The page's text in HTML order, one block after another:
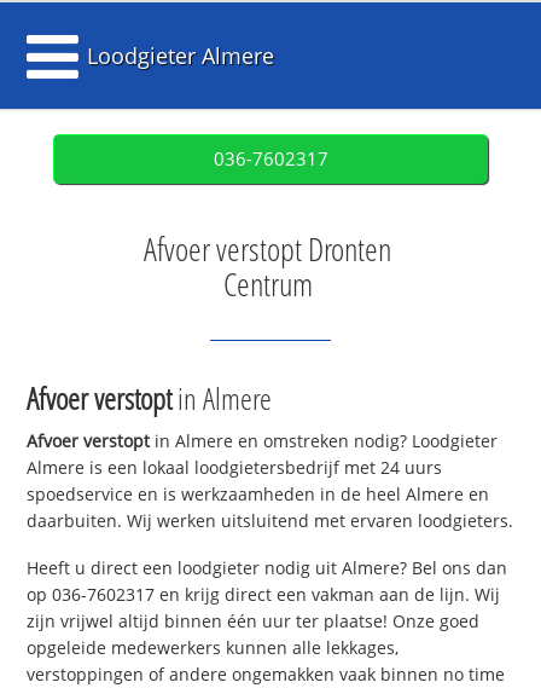
Loodgieter Almere
036-7602317
Afvoer verstopt Dronten
Centrum
Afvoer verstoptin Almere
Afvoer verstoptin Almere en omstreken nodig? Loodgieter
Almere is een lokaal loodgietersbedrijf met 24 uurs
spoedservice en is werkzaamheden in de heel Almere en
daarbuiten. Wij werken uitsluitend met ervaren loodgieters.
Heeft u direct een loodgieter nodig uit Almere? Bel ons dan
op 036-7602317 en krijg direct een vakman aan de lijn. Wij
zijn vrijwel altijd binnen één uur ter plaatse! Onze goed
opgeleide medewerkers kunnen alle lekkages,
verstoppingen of andere ongemakken vaak binnen no time